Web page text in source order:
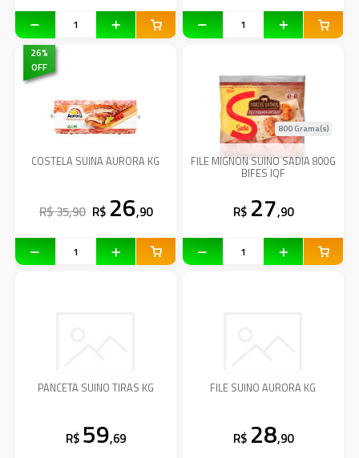
26%
OFF
COSTELA SUINA AURORA KG
R$ 35,90 R$ 26,90
FILE MIGNON SUINO SADIA 800G
BIFES IQF
800 Grama(s)
R$ 27,90
PANCETA SUINO TIRAS KG
R$ 59,69
FILE SUINO AURORA KG
R$ 28,90